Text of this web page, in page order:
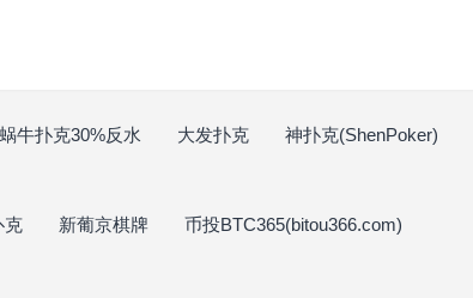
蜗牛扑克30%反水 大发扑克 神扑克(ShenPoker)
克 新葡京棋牌 币投BTC365(bitou366.com)